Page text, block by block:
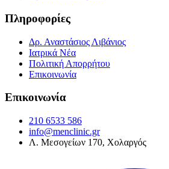
Πληροφορίες
Δρ. Αναστάσιος Λιβάνιος
Ιατρικά Νέα
Πολιτική Απορρήτου
Επικοινωνία
Επικοινωνία
210 6533 586
info@menclinic.gr
Λ. Μεσογείων 170, Χολαργός